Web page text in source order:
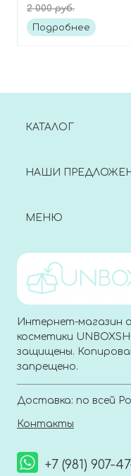
2 000 руб.
Подробнее
КАТАЛОГ
НАШИ
МЕНЮ
Интернет-магазин
косметики
защищены.
запрещено.
Доставка: по всей
Контакты
+7 (981) 907-